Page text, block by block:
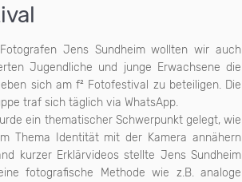
Jens Sundheim wollten wir auch
Jugendliche und junge Erwachsene die
sich am f² Fotofestival zu beteiligen. Die
traf sich täglich via WhatsApp.
ein thematischer Schwerpunkt gelegt, wie
Thema Identität mit der Kamera annähern
kurzer Erklärvideos stellte Jens Sundheim
fotografische Methode wie z.B. analoge